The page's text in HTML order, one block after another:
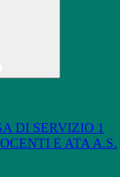
DI SERVIZIO 1
E ATA A.S.